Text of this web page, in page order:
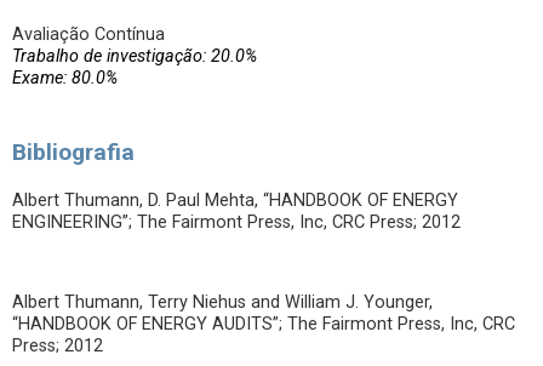
Avaliação Contínua
Trabalho de investigação: 20.0%
Exame: 80.0%
Bibliografia
Albert Thumann, D. Paul Mehta, “HANDBOOK OF ENERGY
ENGINEERING”; The Fairmont Press, Inc, CRC Press; 2012
Albert Thumann, Terry Niehus and William J. Younger,
“HANDBOOK OF ENERGY AUDITS”; The Fairmont Press, Inc, CRC
Press; 2012